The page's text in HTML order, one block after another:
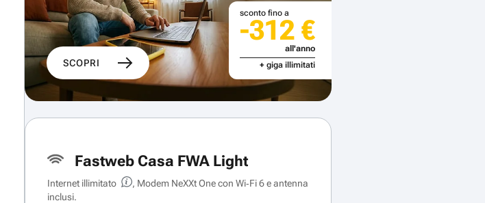
SCOPRI
sconto fino a
-312 €
all'anno
+ giga illimitati
Fastweb Casa FWA Light
Internet illimitato
, Modem NeXXt One con Wi‑Fi 6 e antenna
inclusi.